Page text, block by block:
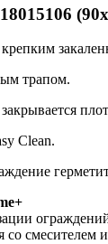
трапом.
Clean.
со смесителем